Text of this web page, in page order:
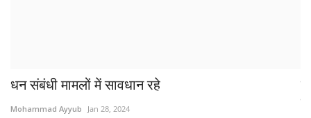
धन संबंधी मामलों में सावधान रहे
Mohammad Ayyub Jan 28, 2024